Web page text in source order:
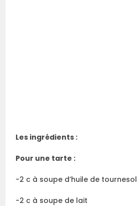
Les ingrédients :
Pour une tarte :
-2 c à soupe d’huile de tournesol
-2 c à soupe de lait